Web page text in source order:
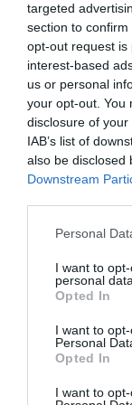
targeted
section to
opt-out request is
interest-based
us or personal
your opt-out. You
disclosure of
IAB’s list of
also be disclosed
Downstream
Personal
I want to
personal data.
Opted In
I want to
Personal
Opted In
I want to
lavanderías
lavanderías
pasado los
maquinaria".
comercial,
medios,
necesitan una
cortos los
por una
compañía.
autoservicio,
empezado a
existen en